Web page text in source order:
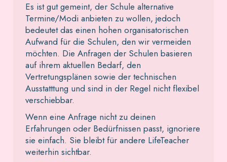
Es ist gut gemeint, der Schule alternative
Termine/Modi anbieten zu wollen, jedoch
bedeutet das einen hohen organisatorischen
Aufwand für die Schulen, den wir vermeiden
möchten. Die Anfragen der Schulen basieren
auf ihrem aktuellen Bedarf, den
Vertretungsplänen sowie der technischen
Ausstatttung und sind in der Regel nicht flexibel
verschiebbar.
Wenn eine Anfrage nicht zu deinen
Erfahrungen oder Bedürfnissen passt, ignoriere
sie einfach. Sie bleibt für andere LifeTeacher
weiterhin sichtbar.